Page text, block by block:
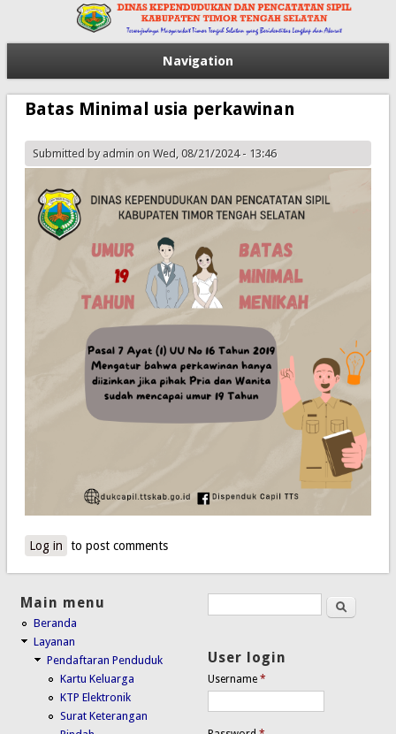
Navigation
Batas Minimal usia perkawinan
Submitted by adminon Wed, 08/21/2024 - 13:46
Log in to post comments
Main menu
Beranda
Layanan
Pendaftaran Penduduk
Kartu Keluarga
KTP Elektronik
Surat Keterangan
Search formSearch
User login
Username*